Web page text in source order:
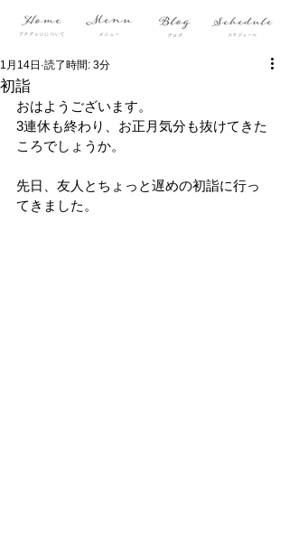
初詣
1月14日 読了時間: 3分
おはようございます。
3連休も終わり、お正月気分も抜けてきた
ころでしょうか。
先日、友人とちょっと遅めの初詣に行っ
てきました。